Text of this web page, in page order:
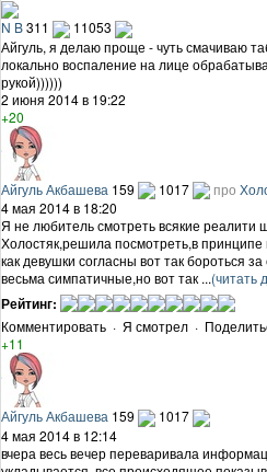
N B311
11053
Айгуль, я делаю проще - чуть смачиваю
локально воспаление на лице
рукой))))))
2 июня 2014 в 19:22
+20
Айгуль Акбашева 159 1017 про
4 мая 2014 в 18:20
Я не любитель смотреть всякие реалити
Холостяк,решила посмотреть,в
как девушки согласны вот так бороться
весьма симпатичные,но вот так ...(читать
Рейтинг:
Комментировать · Я смотрел ·
+11
Айгуль Акбашева 159
1017
4 мая 2014 в 12:14
вчера весь вечер переваривала